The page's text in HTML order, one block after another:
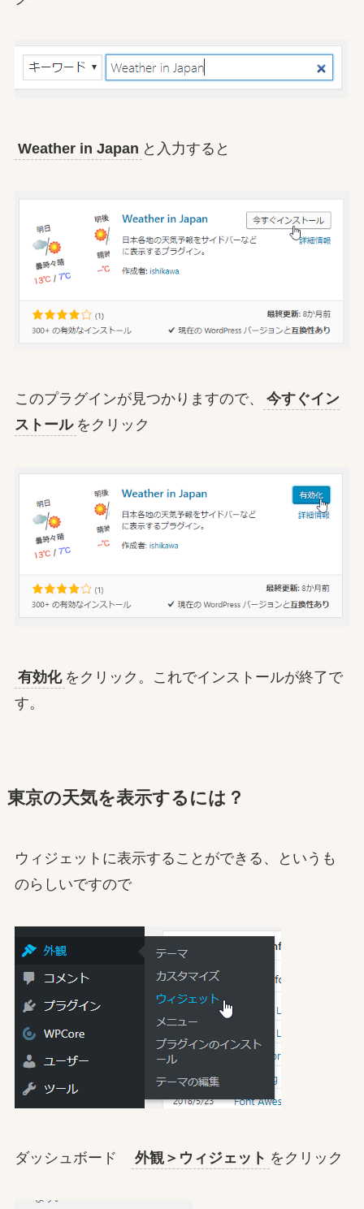
Weather in Japan と入力すると
このプラグインが見つかりますので、
今すぐイン
ストール をクリック
有効化 をクリック。これでインストールが終了で
す。
東京の天気を表示するには？
ウィジェットに表示することができる、というも
のらしいですので
ダッシュボード 外観＞ウィジェット をクリック